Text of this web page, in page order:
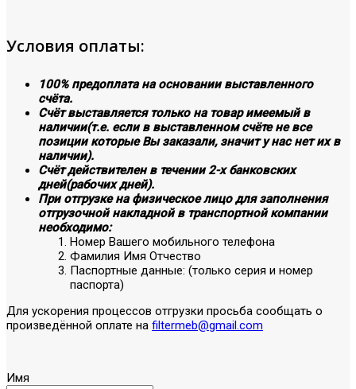
Условия оплаты:
100% предоплата на основании выставленного
счёта.
Счёт выставляется только на товар имеемый в
наличии(т.е. если в выставленном счёте не все
позиции которые Вы заказали, значит у нас нет их в
наличии).
Счёт действителен в течении 2-х банковских
дней(рабочих дней).
При отгрузке на физическое лицо для заполнения
отгрузочной накладной в транспортной компании
необходимо:
Номер Вашего мобильного телефона
Фамилия Имя Отчество
Паспортные данные: (только серия и номер
паспорта)
Для ускорения процессов отгрузки просьба сообщать о
произведённой оплате на filtermeb@gmail.com
Имя